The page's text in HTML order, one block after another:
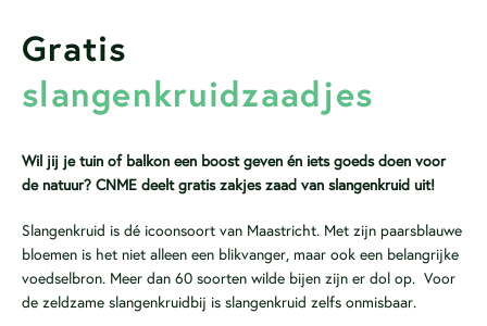
Gratis
slangenkruidzaadjes
Wil jij je tuin of balkon een boost geven én iets goeds doen voor
de natuur? CNME deelt gratis zakjes zaad van slangenkruid uit!
Slangenkruid is dé icoonsoort van Maastricht. Met zijn paarsblauwe
bloemen is het niet alleen een blikvanger, maar ook een belangrijke
voedselbron. Meer dan 60 soorten wilde bijen zijn er dol op. Voor
de zeldzame slangenkruidbij is slangenkruid zelfs onmisbaar.